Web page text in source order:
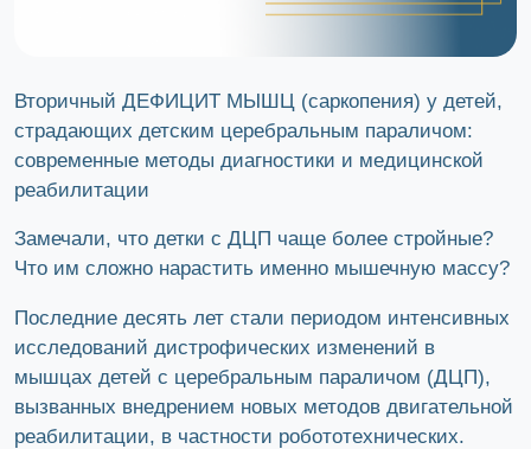
Вторичный ДЕФИЦИТ МЫШЦ (саркопения) у детей,
страдающих детским церебральным параличом:
современные методы диагностики и медицинской
реабилитации
Замечали, что детки с ДЦП чаще более стройные?
Что им сложно нарастить именно мышечную массу?
Последние десять лет стали периодом интенсивных
исследований дистрофических изменений в
мышцах детей с церебральным параличом (ДЦП),
вызванных внедрением новых методов двигательной
реабилитации, в частности робототехнических.